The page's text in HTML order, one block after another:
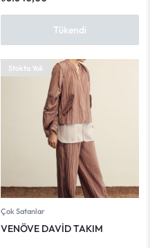
Tükendi
Stokta Yok
Çok Satanlar
VENÖVE DAVİD TAKIM